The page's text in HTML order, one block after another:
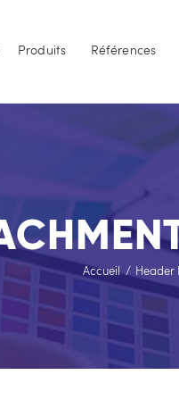
Produits Références
Accueil Header
Devis
Contact